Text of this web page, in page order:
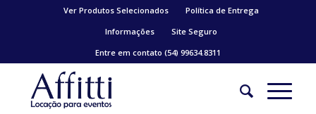
Ver Produtos Selecionados
Política de Entrega
Informações
Site Seguro
Entre em contato (54) 99634.8311